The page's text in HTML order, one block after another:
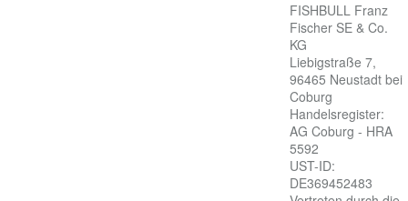
FISHBULL Franz
Fischer SE & Co.
KG
Liebigstraße 7,
96465 Neustadt bei
Coburg
Handelsregister:
AG Coburg - HRA
5592
UST-ID:
DE369452483